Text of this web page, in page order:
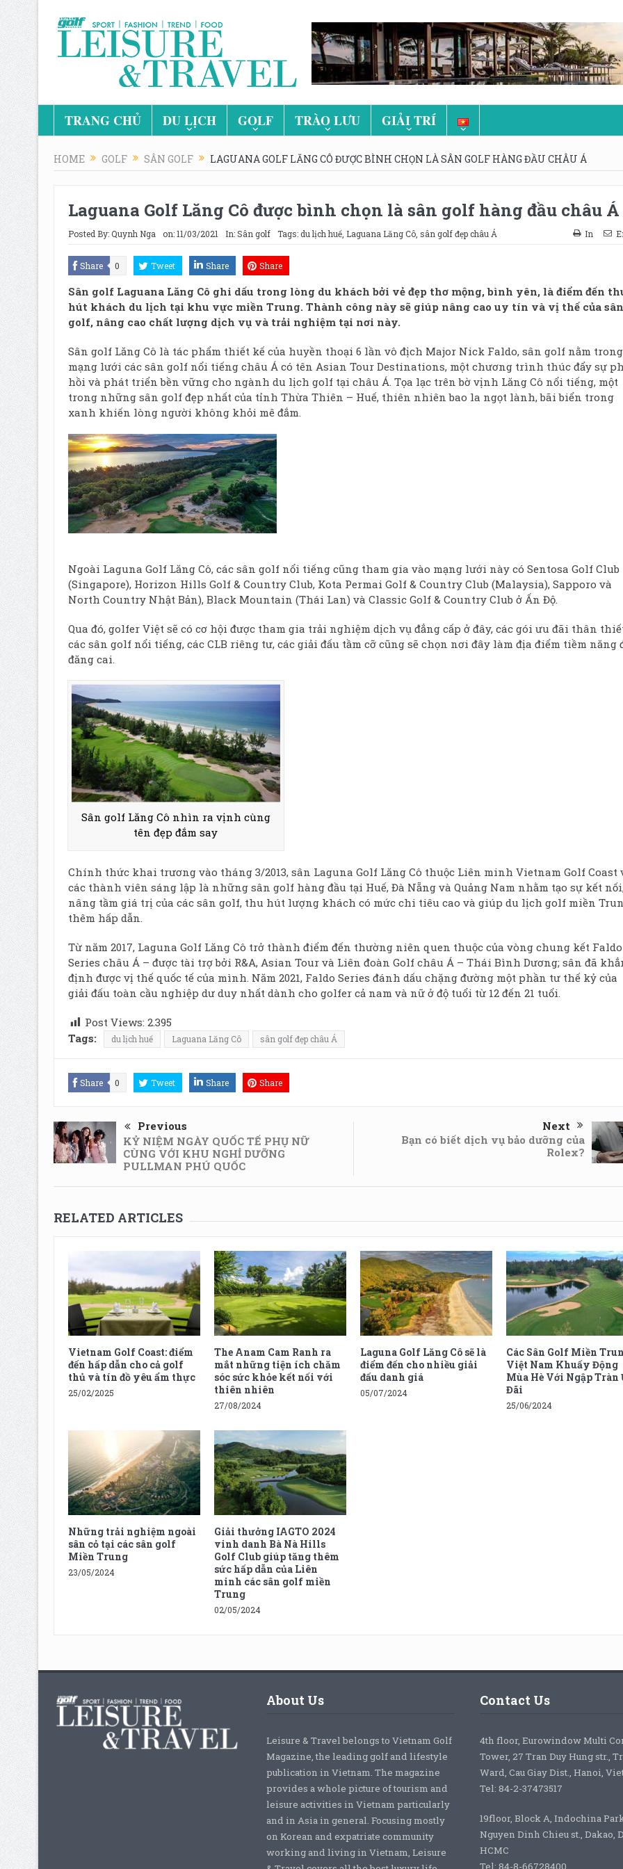
TRANG CHỦ DU LỊCH GOLF TRÀO LƯU GIẢI TRÍ
HOME GOLF SÂN GOLF LAGUANA GOLF LĂNG CÔ ĐƯỢC BÌNH CHỌN LÀ SÂN GOLF HÀNG ĐẦU CHÂU Á
Laguana Golf Lăng Cô được bình chọn là sân golf hàng đầu châu Á
Posted By:Quynh Nga on:11/03/2021 In:Sân golf Tags:du lịch huế, Laguana Lăng Cô, sân golf đẹp châu Á In
Share 0 Tweet Share Share
Sân golf Laguana Lăng Cô ghi dấu trong lòng du khách bởi vẻ đẹp thơ mộng, bình yên, là điểm đến
hút khách du lịch tại khu vực miền Trung. Thành công này sẽ giúp nâng cao uy tín và vị thế của sân
golf, nâng cao chất lượng dịch vụ và trải nghiệm tại nơi này.
Sân golf Lăng Cô là tác phẩm thiết kế của huyền thoại 6 lần vô địch Major Nick Faldo, sân golf nằm trong
mạng lưới các sân golf nổi tiếng châu Á có tên Asian Tour Destinations, một chương trình thúc đẩy sự
hồi và phát triển bền vững cho ngành du lịch golf tại châu Á. Tọa lạc trên bờ vịnh Lăng Cô nổi tiếng, một
trong những sân golf đẹp nhất của tỉnh Thừa Thiên – Huế, thiên nhiên bao la ngọt lành, bãi biển trong
xanh khiến lòng người không khỏi mê đắm.
Ngoài Laguna Golf Lăng Cô, các sân golf nổi tiếng cũng tham gia vào mạng lưới này có Sentosa Golf Club
(Singapore), Horizon Hills Golf & Country Club, Kota Permai Golf & Country Club (Malaysia), Sapporo và
North Country Nhật Bản), Black Mountain (Thái Lan) và Classic Golf & Country Club ở Ấn Độ.
Qua đó, golfer Việt sẽ có cơ hội được tham gia trải nghiệm dịch vụ đẳng cấp ở đây, các gói ưu đãi thân
các sân golf nổi tiếng, các CLB riêng tư, các giải đấu tầm cỡ cũng sẽ chọn nơi đây làm địa điểm tiềm năng
đăng cai.
Sân golf Lăng Cô nhìn ra vịnh cùng
tên đẹp đắm say
Chính thức khai trương vào tháng 3/2013, sân Laguna Golf Lăng Cô thuộc Liên minh Vietnam Golf Coast
các thành viên sáng lập là những sân golf hàng đầu tại Huế, Đà Nẵng và Quảng Nam nhằm tạo sự kết
nâng tầm giá trị của các sân golf, thu hút lượng khách có mức chi tiêu cao và giúp du lịch golf miền
thêm hấp dẫn.
Từ năm 2017, Laguna Golf Lăng Cô trở thành điểm đến thường niên quen thuộc của vòng chung kết Faldo
Series châu Á – được tài trợ bởi R&A, Asian Tour và Liên đoàn Golf châu Á – Thái Bình Dương; sân đã
định được vị thế quốc tế của mình. Năm 2021, Faldo Series đánh dấu chặng đường một phần tư thế kỷ của
giải đấu toàn cầu nghiệp dư duy nhất dành cho golfer cả nam và nữ ở độ tuổi từ 12 đến 21 tuổi.
Post Views: 2.395
Tags:
du lịch huế Laguana Lăng Cô sân golf đẹp châu Á
Share 0 Tweet Share Share
Previous
KỶ NIỆM NGÀY QUỐC TẾ PHỤ NỮ
CÙNG VỚI KHU NGHỈ DƯỠNG
PULLMAN PHÚ QUỐC
Next
Bạn có biết dịch vụ bảo dưỡng của
Rolex?
RELATED ARTICLES
Vietnam Golf Coast: điểm
đến hấp dẫn cho cả golf
thủ và tín đồ yêu ẩm thực
25/02/2025
The Anam Cam Ranh ra
mắt những tiện ích chăm
sóc sức khỏe kết nối với
thiên nhiên
27/08/2024
Laguna Golf Lăng Cô sẽ là
điểm đến cho nhiều giải
đấu danh giá
05/07/2024
Các Sân Golf Miền
Việt Nam Khuấy Động
Mùa Hè Với Ngập Tràn
Đãi
25/06/2024
Những trải nghiệm ngoài
sân cỏ tại các sân golf
Miền Trung
23/05/2024
Giải thưởng IAGTO 2024
vinh danh Bà Nà Hills
Golf Club giúp tăng thêm
sức hấp dẫn của Liên
minh các sân golf miền
Trung
02/05/2024
About Us
Leisure & Travel belongs to Vietnam Golf
Magazine, the leading golf and lifestyle
publication in Vietnam. The magazine
provides a whole picture of tourism and
leisure activities in Vietnam particularly
and in Asia in general. Focusing mostly
on Korean and expatriate community
working and living in Vietnam, Leisure
Contact Us
4th floor, Eurowindow Multi
Tower, 27 Tran Duy Hung str.,
Ward, Cau Giay Dist., Hanoi,
Tel: 84-2-37473517
19floor, Block A, Indochina
Nguyen Dinh Chieu st., Dakao,
HCMC
Tel: 84-8-66728400